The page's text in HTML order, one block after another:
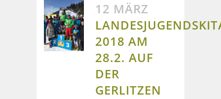
12 MÄRZ
2018 AM
28.2. AUF
DER
GERLITZEN